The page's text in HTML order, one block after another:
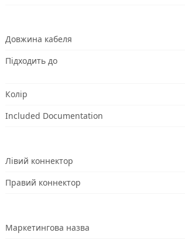
Довжина кабеля
Підходить до
Колір
Included Documentation
Лівий коннектор
Правий коннектор
Маркетингова назва